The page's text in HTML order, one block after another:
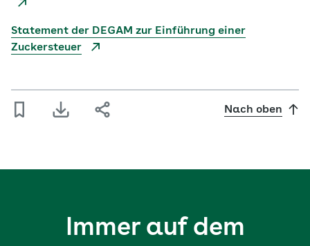
Statement der DEGAM zur Einführung einer
Zuckersteuer
Nach oben
Immer auf dem